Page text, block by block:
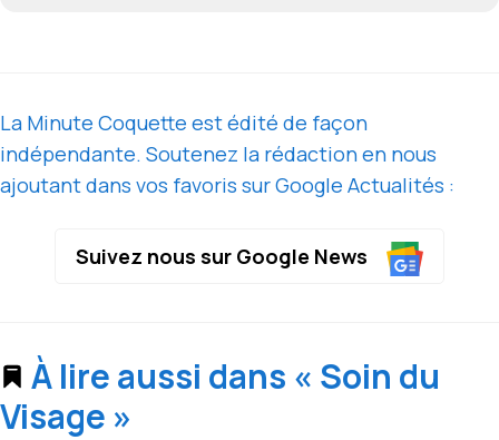
La Minute Coquette est édité de façon
indépendante. Soutenez la rédaction en nous
ajoutant dans vos favoris sur Google Actualités :
Suivez nous sur Google News
À lire aussi dans « Soin du
Visage »